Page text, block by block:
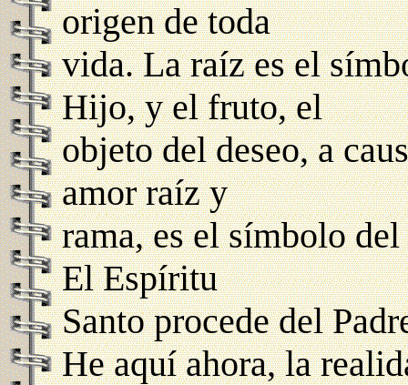
origen de toda
vida. La raíz es el
Hijo, y el fruto, el
objeto del deseo, a
amor raíz y
rama, es el símbolo
El Espíritu
Santo procede del
He aquí ahora, la